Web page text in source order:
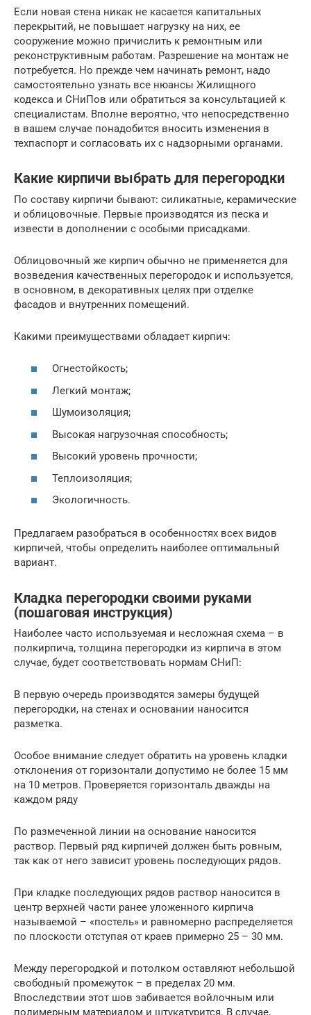
Если новая стена никак не касается капитальных
перекрытий, не повышает нагрузку на них, ее
сооружение можно причислить к ремонтным или
реконструктивным работам. Разрешение на монтаж не
потребуется. Но прежде чем начинать ремонт, надо
самостоятельно узнать все нюансы Жилищного
кодекса и СНиПов или обратиться за консультацией к
специалистам. Вполне вероятно, что непосредственно
в вашем случае понадобится вносить изменения в
техпаспорт и согласовать их с надзорными органами.
Какие кирпичи выбрать для перегородки
По составу кирпичи бывают: силикатные, керамические
и облицовочные. Первые производятся из песка и
извести в дополнении с особыми присадками.
Облицовочный же кирпич обычно не применяется для
возведения качественных перегородок и используется,
в основном, в декоративных целях при отделке
фасадов и внутренних помещений.
Какими преимуществами обладает кирпич:
Огнестойкость;
Легкий монтаж;
Шумоизоляция;
Высокая нагрузочная способность;
Высокий уровень прочности;
Теплоизоляция;
Экологичность.
Предлагаем разобраться в особенностях всех видов
кирпичей, чтобы определить наиболее оптимальный
вариант.
Кладка перегородки своими руками
(пошаговая инструкция)
Наиболее часто используемая и несложная схема – в
полкирпича, толщина перегородки из кирпича в этом
случае, будет соответствовать нормам СНиП:
В первую очередь производятся замеры будущей
перегородки, на стенах и основании наносится
разметка.
Особое внимание следует обратить на уровень кладки
отклонения от горизонтали допустимо не более 15 мм
на 10 метров. Проверяется горизонталь дважды на
каждом ряду
По размеченной линии на основание наносится
раствор. Первый ряд кирпичей должен быть ровным,
так как от него зависит уровень последующих рядов.
При кладке последующих рядов раствор наносится в
центр верхней части ранее уложенного кирпича
называемой – «постель» и равномерно распределяется
по плоскости отступая от краев примерно 25 – 30 мм.
Между перегородкой и потолком оставляют небольшой
свободный промежуток – в пределах 20 мм.
Впоследствии этот шов забивается войлочным или
полимерным материалом и штукатурится. В случае,